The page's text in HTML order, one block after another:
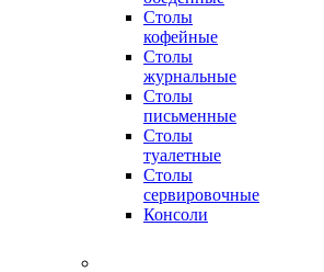
Столы
кофейные
Столы
журнальные
Столы
письменные
Столы
туалетные
Столы
сервировочные
Консоли